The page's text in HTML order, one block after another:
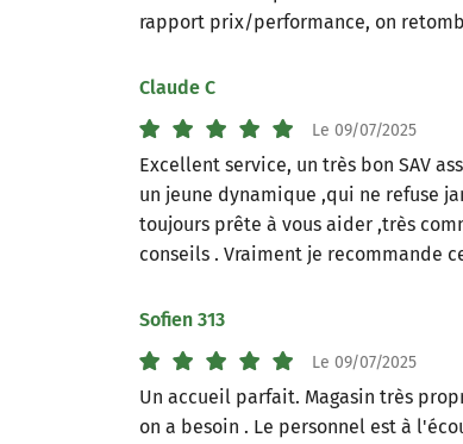
rapport prix/performance, on
Claude C
Le 09/07/2025
Excellent service, un très bon SAV
un jeune dynamique ,qui ne refuse
toujours prête à vous aider ,très
conseils . Vraiment je recommande
Sofien 313
Le 09/07/2025
Un accueil parfait. Magasin très
on a besoin . Le personnel est à